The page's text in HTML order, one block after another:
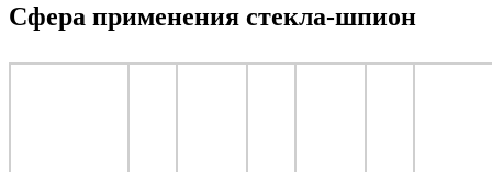
Сфера применения стекла-шпион